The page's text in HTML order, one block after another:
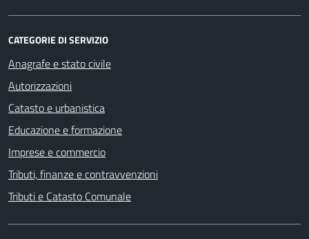
CATEGORIE DI SERVIZIO
Anagrafe e stato civile
Autorizzazioni
Catasto e urbanistica
Educazione e formazione
Imprese e commercio
Tributi, finanze e contravvenzioni
Tributi e Catasto Comunale